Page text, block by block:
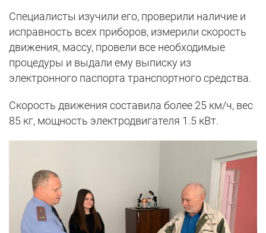
Специалисты изучили его, проверили наличие и
исправность всех приборов, измерили скорость
движения, массу, провели все необходимые
процедуры и выдали ему выписку из
электронного паспорта транспортного средства.
Скорость движения составила более 25 км/ч, вес
85 кг, мощность электродвигателя 1.5 кВт.